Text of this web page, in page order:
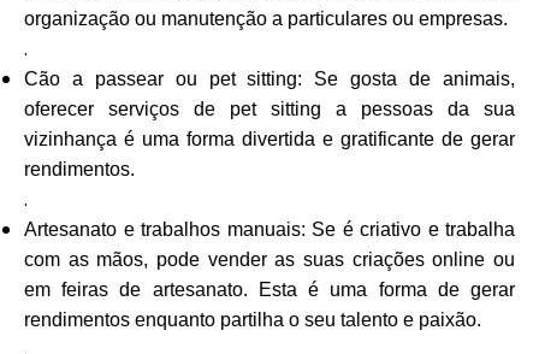
organização ou manutenção a particulares ou empresas.
.
Cão a passear ou pet sitting: Se gosta de animais,
oferecer serviços de pet sitting a pessoas da sua
vizinhança é uma forma divertida e gratificante de gerar
rendimentos.
.
Artesanato e trabalhos manuais: Se é criativo e trabalha
com as mãos, pode vender as suas criações online ou
em feiras de artesanato. Esta é uma forma de gerar
rendimentos enquanto partilha o seu talento e paixão.